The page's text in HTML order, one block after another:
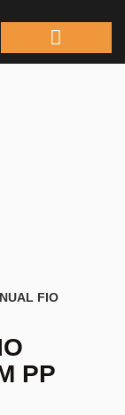
FIO
PP